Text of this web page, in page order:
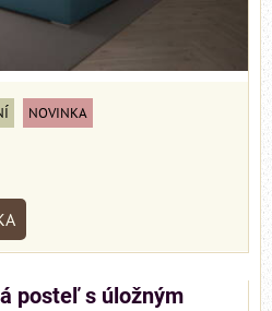
NOVINKA
posteľ s úložným